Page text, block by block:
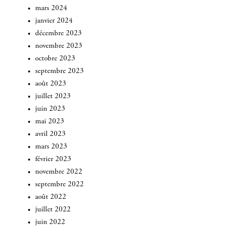
mars 2024
janvier 2024
décembre 2023
novembre 2023
octobre 2023
septembre 2023
août 2023
juillet 2023
juin 2023
mai 2023
avril 2023
mars 2023
février 2023
novembre 2022
septembre 2022
août 2022
juillet 2022
juin 2022